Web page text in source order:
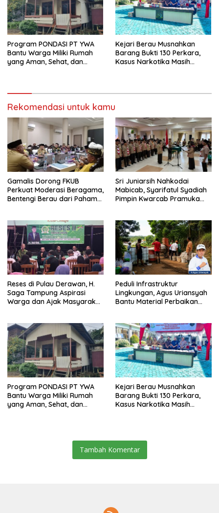
Program PONDASI PT YWA
Bantu Warga Miliki Rumah
yang Aman, Sehat, dan
Kejari Berau Musnahkan
Barang Bukti 130 Perkara,
Kasus Narkotika Masih
Rekomendasi untuk kamu
Gamalis Dorong FKUB
Perkuat Moderasi Beragama,
Bentengi Berau dari Paham
Sri Juniarsih Nahkodai
Mabicab, Syarifatul Syadiah
Pimpin Kwarcab Pramuka
Reses di Pulau Derawan, H.
Saga Tampung Aspirasi
Warga dan Ajak Masyarakat
Peduli Infrastruktur
Lingkungan, Agus Uriansyah
Bantu Material Perbaikan
Program PONDASI PT YWA
Bantu Warga Miliki Rumah
yang Aman, Sehat, dan
Kejari Berau Musnahkan
Barang Bukti 130 Perkara,
Kasus Narkotika Masih
Tambah Komentar